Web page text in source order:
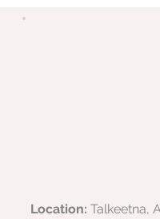
Location: Talkeetna,